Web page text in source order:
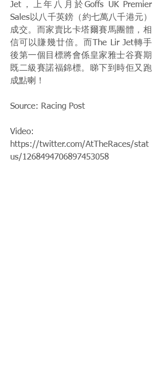
Jet，上年八月於Goffs UK Premier
Sales以八千英鎊（約七萬八千港元）
成交。而家賣比卡塔爾賽馬團體，相
信可以賺幾廿倍。而The Lir Jet轉手
後第一個目標將會係皇家雅士谷賽期
既二級賽諾福錦標。睇下到時佢又跑
成點喇！
Source: Racing Post
Video:
https://twitter.com/AtTheRaces/stat
us/1268494706897453058